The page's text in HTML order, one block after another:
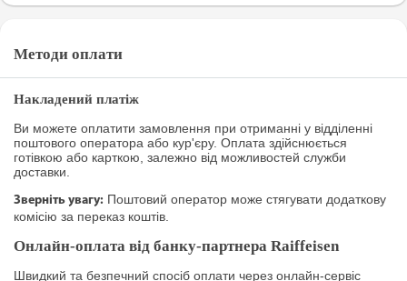
Методи оплати
Накладений платіж
Ви можете оплатити замовлення при отриманні у відділенні
поштового оператора або кур'єру. Оплата здійснюється
готівкою або карткою, залежно від можливостей служби
доставки.
Зверніть увагу: Поштовий оператор може стягувати додаткову
комісію за переказ коштів.
Онлайн-оплата від банку-партнера Raiffeisen
Швидкий та безпечний спосіб оплати через онлайн-сервіс